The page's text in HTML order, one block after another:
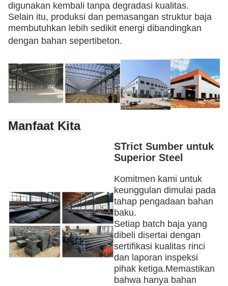
digunakan kembali tanpa degradasi kualitas.
Selain itu, produksi dan pemasangan struktur baja
membutuhkan lebih sedikit energi dibandingkan
dengan bahan sepertibeton.
Manfaat Kita
STrict Sumber untuk
Superior Steel
Komitmen kami untuk
keunggulan dimulai pada
tahap pengadaan bahan
baku.
Setiap batch baja yang
dibeli disertai dengan
sertifikasi kualitas rinci
dan laporan inspeksi
pihak ketiga.Memastikan
bahwa hanya bahan